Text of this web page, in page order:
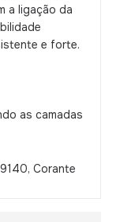
a ligação da
e forte.
as camadas
Corante